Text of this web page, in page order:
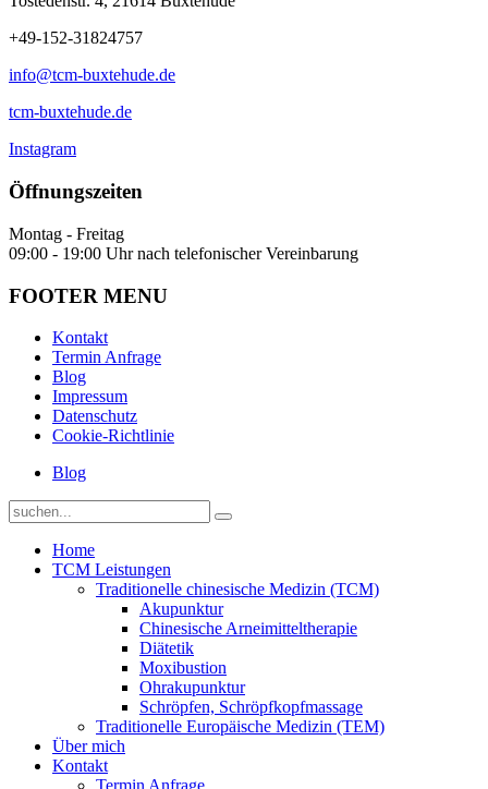
+49-152-31824757
info@tcm-buxtehude.de
tcm-buxtehude.de
Instagram
Öffnungszeiten
Montag - Freitag
09:00 - 19:00 Uhr nach telefonischer Vereinbarung
FOOTER MENU
Kontakt
Termin Anfrage
Blog
Impressum
Datenschutz
Cookie-Richtlinie
Blog
Home
TCM Leistungen
Traditionelle chinesische Medizin (TCM)
Akupunktur
Chinesische Arneimitteltherapie
Diätetik
Moxibustion
Ohrakupunktur
Schröpfen, Schröpfkopfmassage
Traditionelle Europäische Medizin (TEM)
Über mich
Kontakt